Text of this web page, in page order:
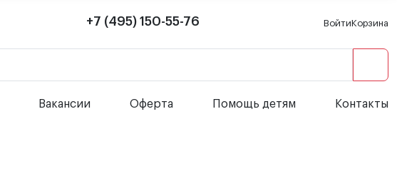
+7 (495) 150-55-76 ВойтиКорзина
Вакансии Оферта Помощь детям Контакты